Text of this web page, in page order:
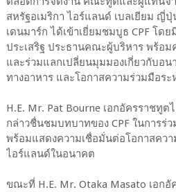
สหรัฐอเมริกา ไอร์แลนด์ เบลเยียม ญี่
เดนมาร์ก ได้เข้าเยี่ยมชมบูธ CPF โด
ประเสริฐ ประธานคณะผู้บริหาร พร้อ
และร่วมแลกเปลี่ยนมุมมองเกี่ยวกับอ
ทางอาหาร และโอกาสความร่วมมือระ
H.E. Mr. Pat Bourne เอกอัครราชทู
กล่าวชื่นชมบทบาทของ CPF ในการร่
พร้อมแสดงความเชื่อมั่นต่อโอกาสคว
ไอร์แลนด์ในอนาคต
ขณะที่ H.E. Mr. Otaka Masato เอก